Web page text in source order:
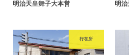
明治天皇舞子大本営 明治
行在所